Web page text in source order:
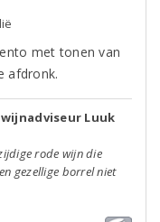
met tonen van
afdronk.
Luuk
rode wijn die
gezellige borrel niet